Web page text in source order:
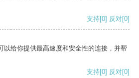
支持[0] 反对[0]
以给你提供最高速度和安全性的连接，并帮
支持[0] 反对[0]